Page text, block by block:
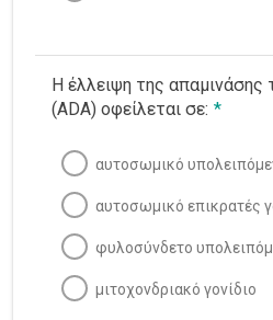
Η έλλειψη της απαμινάσης
(ADA) οφείλεται σε: *
αυτοσωμικό
αυτοσωμικό επικρατές
φυλοσύνδετο
μιτοχονδριακό γονίδιο